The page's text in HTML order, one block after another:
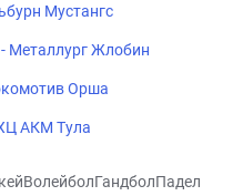
Мустангс
Металлург Жлобин
Орша
АКМ Тула
ВолейболГандболПадел